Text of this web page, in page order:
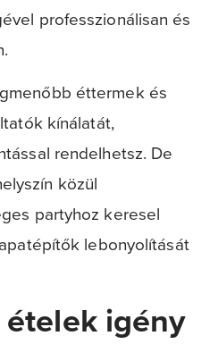
professzionálisan és
éttermek és
kínálatát,
rendelhetsz. De
közül
partyhoz keresel
lebonyolítását
igény